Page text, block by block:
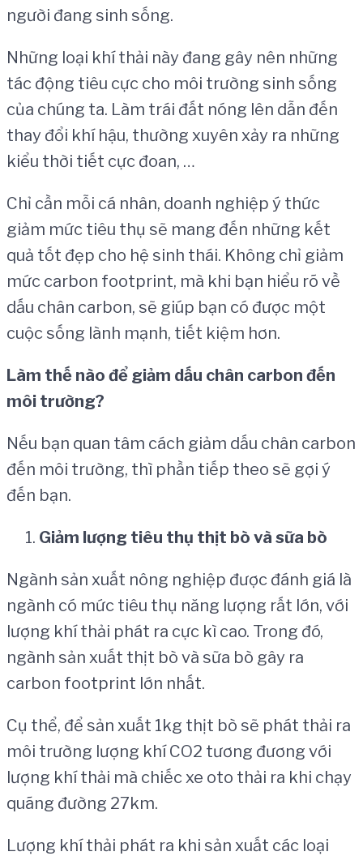
người đang sinh sống.
Những loại khí thải này đang gây nên những
tác động tiêu cực cho môi trường sinh sống
của chúng ta. Làm trái đất nóng lên dẫn đến
thay đổi khí hậu, thường xuyên xảy ra những
kiểu thời tiết cực đoan, …
Chỉ cần mỗi cá nhân, doanh nghiệp ý thức
giảm mức tiêu thụ sẽ mang đến những kết
quả tốt đẹp cho hệ sinh thái. Không chỉ giảm
mức carbon footprint, mà khi bạn hiểu rõ về
dấu chân carbon, sẽ giúp bạn có được một
cuộc sống lành mạnh, tiết kiệm hơn.
Làm thế nào để giảm dấu chân carbon đến
môi trường?
Nếu bạn quan tâm cách giảm dấu chân carbon
đến môi trường, thì phần tiếp theo sẽ gợi ý
đến bạn.
Giảm lượng tiêu thụ thịt bò và sữa bò
Ngành sản xuất nông nghiệp được đánh giá là
ngành có mức tiêu thụ năng lượng rất lớn, với
lượng khí thải phát ra cực kì cao. Trong đó,
ngành sản xuất thịt bò và sữa bò gây ra
carbon footprint lớn nhất.
Cụ thể, để sản xuất 1kg thịt bò sẽ phát thải ra
môi trường lượng khí CO2 tương đương với
lượng khí thải mà chiếc xe oto thải ra khi chạy
quãng đường 27km.
Lượng khí thải phát ra khi sản xuất các loại